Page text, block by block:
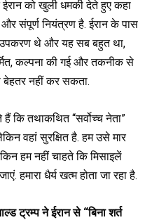
को खुली धमकी देते हुए कहा
संपूर्ण नियंत्रण है. ईरान के पास
थे और यह सब बहुत था,
कल्पना की गई और तकनीक से
बेहतर नहीं कर सकता.
कि तथाकथित “सर्वोच्च नेता”
वहां सुरक्षित है. हम उसे मार
हम नहीं चाहते कि मिसाइलें
हमारा धैर्य खत्म होता जा रहा है.
ट्रम्प ने ईरान से “बिना शर्त